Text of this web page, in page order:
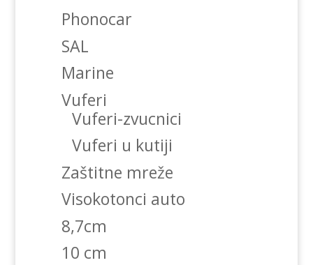
Phonocar
SAL
Marine
Vuferi
Vuferi-zvucnici
Vuferi u kutiji
Zaštitne mreže
Visokotonci auto
8,7cm
10 cm